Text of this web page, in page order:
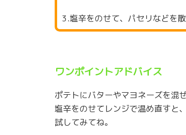
3.塩辛をのせて、パセリなどを散
ワンポイントアドバイス
ポテトにバターやマヨネーズを混
塩辛をのせてレンジで温め直すと
試してみてね。